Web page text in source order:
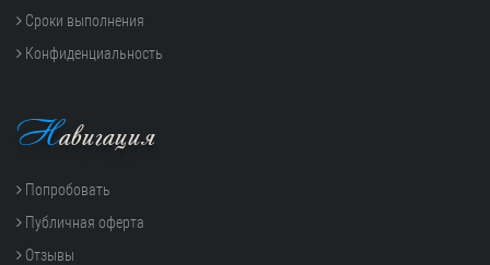
Сроки выполнения
Конфиденциальность
Навигация
Попробовать
Публичная оферта
Отзывы